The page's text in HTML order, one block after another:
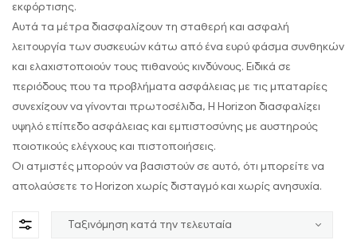
εκφόρτισης.
Αυτά τα μέτρα διασφαλίζουν τη σταθερή και ασφαλή
λειτουργία των συσκευών κάτω από ένα ευρύ φάσμα συνθηκών
και ελαχιστοποιούν τους πιθανούς κινδύνους. Ειδικά σε
περιόδους που τα προβλήματα ασφάλειας με τις μπαταρίες
συνεχίζουν να γίνονται πρωτοσέλιδα, Η Horizon διασφαλίζει
υψηλό επίπεδο ασφάλειας και εμπιστοσύνης με αυστηρούς
ποιοτικούς ελέγχους και πιστοποιήσεις.
Οι ατμιστές μπορούν να βασιστούν σε αυτό, ότι μπορείτε να
απολαύσετε το Horizon χωρίς δισταγμό και χωρίς ανησυχία.